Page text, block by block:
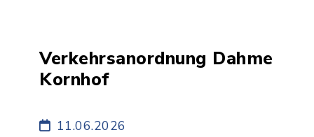
Verkehrsanordnung Dahme
Kornhof
11.06.2026